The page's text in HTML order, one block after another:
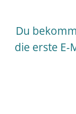
Du
die erste E-